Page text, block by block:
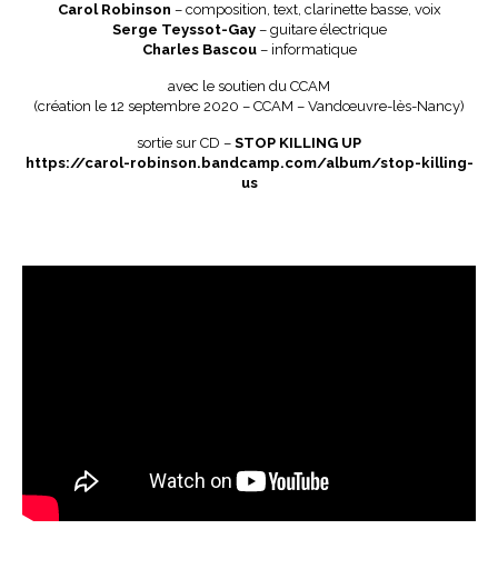
Carol Robinson – composition, text, clarinette basse, voix
Serge Teyssot-Gay– guitare électrique
Charles Bascou– informatique
avec le soutien du CCAM
(création le 12 septembre 2020 – CCAM – Vandœuvre-lès-Nancy)
sortie sur CD – STOP KILLING UP
https://carol-robinson.bandcamp.com/album/stop-killing-
us